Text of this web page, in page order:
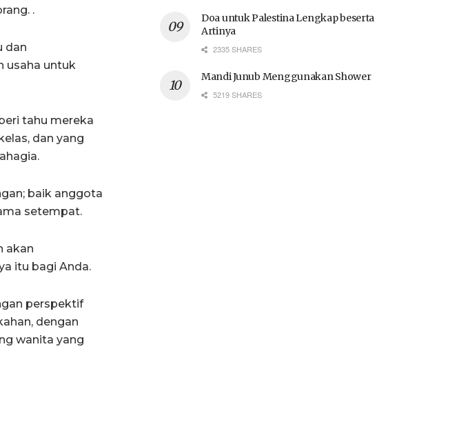
.
dan
usaha untuk
tahu mereka
dan yang
baik anggota
setempat.
akan
itu bagi Anda.
perspektif
dengan
wanita yang
Doa untuk Palestina Lengkap beserta
Artinya
2335 SHARES
Mandi Junub Menggunakan Shower
5219 SHARES